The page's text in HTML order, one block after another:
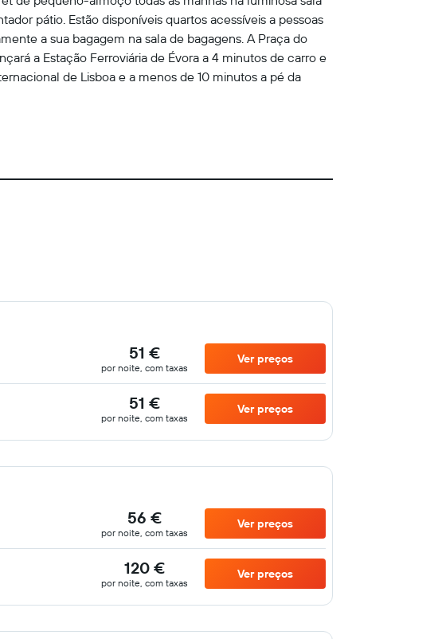
pátio. Estão disponíveis quartos acessíveis a pessoas
a sua bagagem na sala de bagagens. A Praça do
a Estação Ferroviária de Évora a 4 minutos de carro e
de Lisboa e a menos de 10 minutos a pé da
51 €
por noite, com taxas
Ver preços
51 €
por noite, com taxas
Ver preços
56 €
por noite, com taxas
Ver preços
120 €
por noite, com taxas
Ver preços